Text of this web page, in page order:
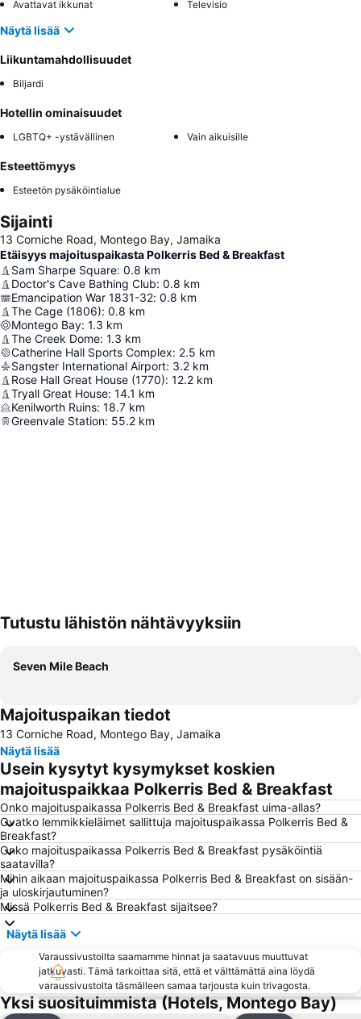
Avattavat ikkunat Televisio
Näytä lisää
Liikuntamahdollisuudet
Biljardi
Hotellin ominaisuudet
LGBTQ+ -ystävällinen Vain aikuisille
Esteettömyys
Esteetön pysäköintialue
Sijainti
13 Corniche Road, Montego Bay, Jamaika
Etäisyys majoituspaikasta Polkerris Bed & Breakfast
Sam Sharpe Square: 0.8 km
Doctor's Cave Bathing Club: 0.8 km
Emancipation War 1831-32: 0.8 km
The Cage (1806): 0.8 km
Montego Bay: 1.3 km
The Creek Dome: 1.3 km
Catherine Hall Sports Complex: 2.5 km
Sangster International Airport: 3.2 km
Rose Hall Great House (1770): 12.2 km
Tryall Great House: 14.1 km
Kenilworth Ruins: 18.7 km
Greenvale Station: 55.2 km
Tutustu lähistön nähtävyyksiin
Seven Mile Beach
Majoituspaikan tiedot
13 Corniche Road, Montego Bay, Jamaika
Näytä lisää
Usein kysytyt kysymykset koskien
majoituspaikkaa Polkerris Bed & Breakfast
Onko majoituspaikassa Polkerris Bed & Breakfast uima-allas?
Ovatko lemmikkieläimet sallittuja majoituspaikassa Polkerris Bed &
Breakfast?
Onko majoituspaikassa Polkerris Bed & Breakfast pysäköintiä
saatavilla?
Mihin aikaan majoituspaikassa Polkerris Bed & Breakfast on sisään-
ja uloskirjautuminen?
Missä Polkerris Bed & Breakfast sijaitsee?
Näytä lisää
Varaussivustoilta saamamme hinnat ja saatavuus muuttuvat
jatkuvasti. Tämä tarkoittaa sitä, että et välttämättä aina löydä
varaussivustolta täsmälleen samaa tarjousta kuin trivagosta.
Yksi suosituimmista (Hotels, Montego Bay)